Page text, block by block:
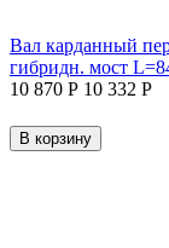
Вал карданный
гибридн. мост
10 870 Р 10 332 Р
В корзину